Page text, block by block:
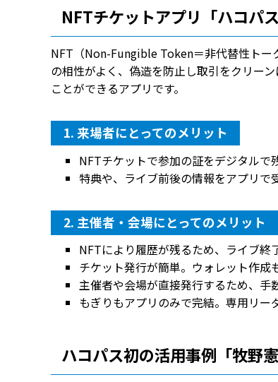
NFTチケットアプリ「ハコパ
NFT（Non-Fungible Token＝非代替性トー
の相性がよく、偽造を防止し取引をクリー
ことができるアプリです。
1. 来場者にとってのメリット
NFTチケットで参加の証をデジタルで
特典や、ライブ前後の情報をアプリで
2. 主催者・会場にとってのメリット
NFTにより履歴が残るため、ライブ終
チケット発行が簡単。ウォレット作成
主催者や会場が直接発行するため、手
もぎりもアプリのみで完結。専用リー
ハコパス初の活用事例「牧野